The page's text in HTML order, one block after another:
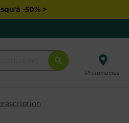
-50% >
Pharmacies